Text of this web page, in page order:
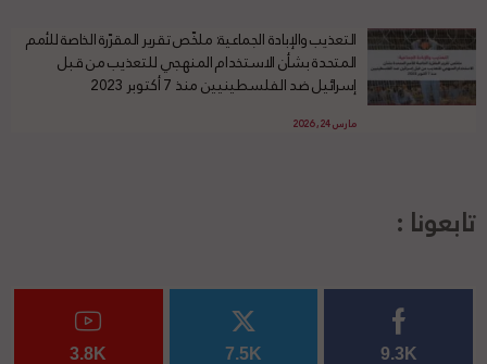
التعذيب والإبادة الجماعية: ملخّص تقرير المقرّرة الخاصة للأمم
المتحدة بشأن الاستخدام المنهجي للتعذيب من قبل
إسرائيل ضد الفلسطينيين منذ 7 أكتوبر 2023
مارس 24, 2026
تابعونا :
9.3K
7.5K
3.8K